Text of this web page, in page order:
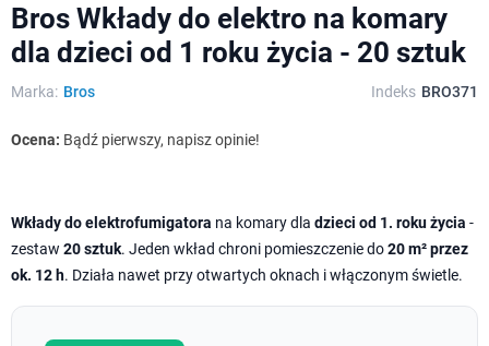
Bros Wkłady do elektro na komary
dla dzieci od 1 roku życia - 20 sztuk
Marka: Bros Indeks BRO371
Ocena: Bądź pierwszy, napisz opinie!
Wkłady do elektrofumigatora na komary dla dzieci od 1. roku życia -
zestaw 20 sztuk. Jeden wkład chroni pomieszczenie do20 m² przez
ok. 12 h. Działa nawet przy otwartych oknach i włączonym świetle.